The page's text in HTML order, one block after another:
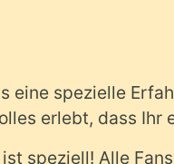
eine spezielle
erlebt, dass Ihr
speziell! Alle